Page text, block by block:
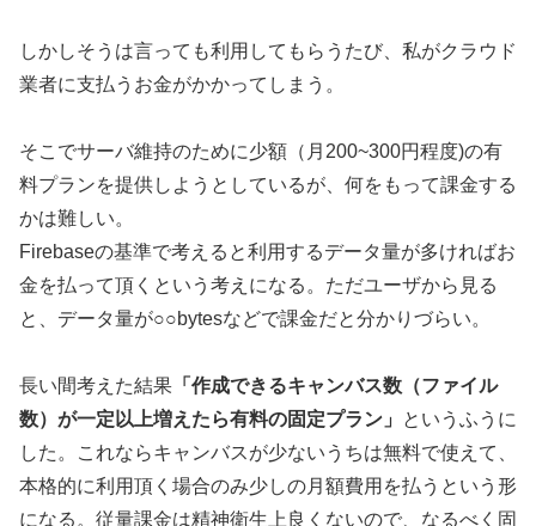
しかしそうは言っても利用してもらうたび、私がクラウド
業者に支払うお金がかかってしまう。
そこでサーバ維持のために少額（月200~300円程度)の有
料プランを提供しようとしているが、何をもって課金する
かは難しい。
Firebaseの基準で考えると利用するデータ量が多ければお
金を払って頂くという考えになる。ただユーザから見る
と、データ量が○○bytesなどで課金だと分かりづらい。
長い間考えた結果 「作成できるキャンバス数（ファイル
数）が一定以上増えたら有料の固定プラン」
というふうに
した。これならキャンバスが少ないうちは無料で使えて、
本格的に利用頂く場合のみ少しの月額費用を払うという形
になる。従量課金は精神衛生上良くないので、なるべく固